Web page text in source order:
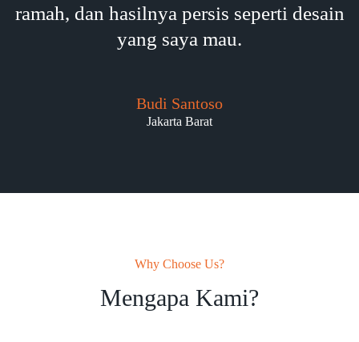
ramah, dan hasilnya persis seperti desain
yang saya mau.
Budi Santoso
Jakarta Barat
Why Choose Us?
Mengapa Kami?